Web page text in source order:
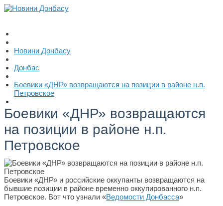
Новини Донбасу
Донбас
Боевики «ДНР» возвращаются на позиции в районе н.п.
Петровское
Боевики «ДНР» возвращаются
на позиции в районе н.п.
Петровское
Боевики «ДНР» и российские оккупанты возвращаются на
бывшие позиции в районе временно оккупированного н.п.
Петровское. Вот что узнали «Ведомости Донбасса»